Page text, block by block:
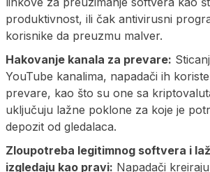
produktivnost, ili čak antivirusni
korisnike da preuzmu malver.
Hakovanje kanala za prevare:
YouTube kanalima, napadači ih
prevare, kao što su one sa
uključuju lažne poklone za koje je
depozit od gledalaca.
Zloupotreba legitimnog softvera i
izgledaju kao pravi: Napadači